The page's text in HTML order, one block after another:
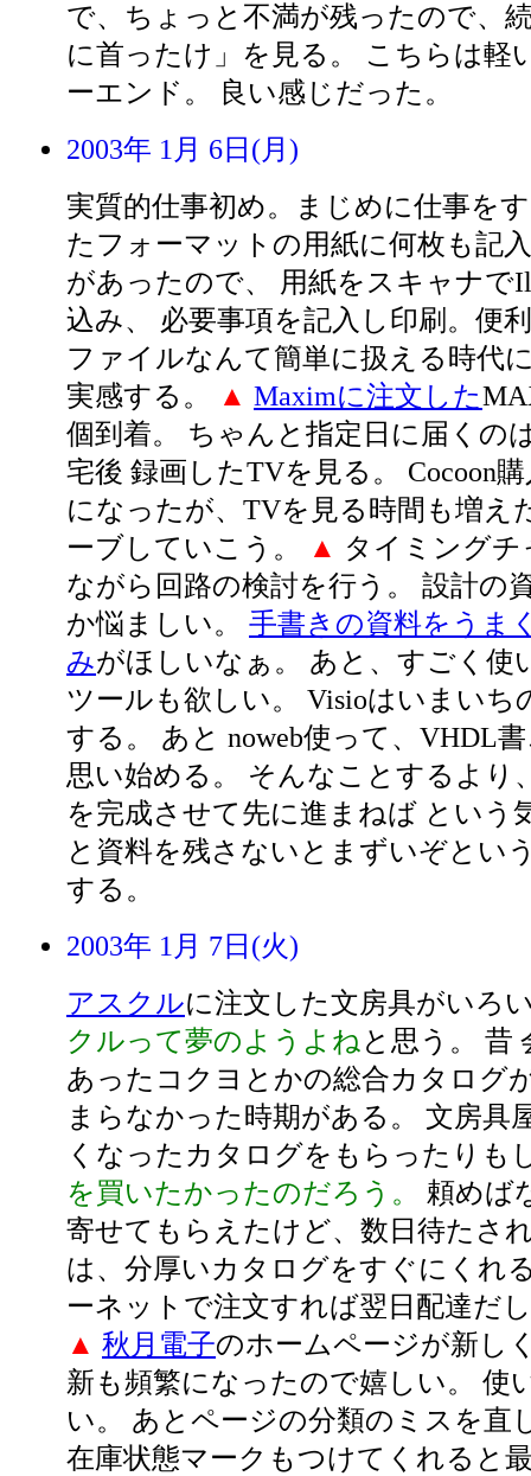
で、ちょっと不満が残ったので、
に首ったけ」を見る。 こちらは軽
ーエンド。 良い感じだった。
2003年 1月 6日(月)
実質的仕事初め。まじめに仕事を
たフォーマットの用紙に何枚も記
があったので、 用紙をスキャナで
込み、 必要事項を記入し印刷。便
ファイルなんて簡単に扱える時代
実感する。
▲ Maximに注文した
個到着。 ちゃんと指定日に届くの
宅後 録画したTVを見る。 Cocoon
になったが、TVを見る時間も増え
ーブしていこう。
▲ タイミング
ながら回路の検討を行う。 設計の
か悩ましい。 手書きの資料をうま
みがほしいなぁ。 あと、すごく使
ツールも欲しい。 Visioはいまいち
する。 あと noweb使って、VHDL
思い始める。 そんなことするより
を完成させて先に進まねば という
と資料を残さないとまずいぞとい
する。
2003年 1月 7日(火)
アスクルに注文した文房具がいろ
クルって夢のようよね と思う。 昔
あったコクヨとかの総合カタログ
まらなかった時期がある。 文房具
くなったカタログをもらったりも
を買いたかったのだろう。
頼めば
寄せてもらえたけど、数日待たさ
は、分厚いカタログをすぐにくれ
ーネットで注文すれば翌日配達だし
▲ 秋月電子のホームページが新し
新も頻繁になったので嬉しい。 使
い。 あとページの分類のミスを直
在庫状態マークもつけてくれると